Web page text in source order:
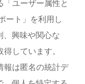
ユーザー属性と
ート」を利用し
、興味や関心な
しています。
は匿名の統計デ